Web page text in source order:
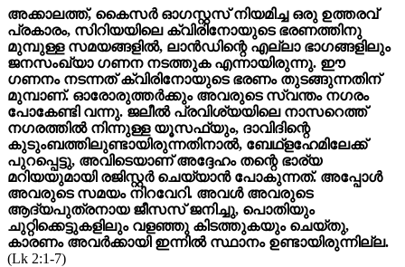
അക്കാലത്ത്, കൈസർ ഓഗസ്റ്റസ്‌ നിയമിച്ച ഒരു ഉത്തരവ്
പ്രകാരം, സിറിയയിലെ ക്വിരിനോയുടെ ഭരണത്തിനു
മുമ്പുള്ള സമയങ്ങളിൽ, ലാൻഡിന്റെ എല്ലാ ഭാഗങ്ങളിലും
ജനസംഖ്യാ ഗണന നടത്തുക എന്നായിരുന്നു. ഈ
ഗണനം നടന്നത് ക്വിരിനോയുടെ ഭരണം തുടങ്ങുന്നതിന്
മുമ്പാണ്. ഓരോരുത്തർക്കും അവരുടെ സ്വന്തം നഗരം
പോകേണ്ടി വന്നു. ജലീൽ പ്രവിശ്യയിലെ നാസറെത്ത്
നഗരത്തിൽ നിന്നുള്ള യൂസഫ്‌യും, ദാവിദിന്റെ
കുടുംബത്തിലുണ്ടായിരുന്നതിനാൽ, ബേഥ്‌ളഹേമിലേക്ക്
പുറപ്പെട്ടു, അവിടെയാണ് അദ്ദേഹം തന്റെ ഭാര്യ
മറിയയുമായി രജിസ്റ്റർ ചെയ്യാൻ പോകുന്നത്. അപ്പോൾ
അവരുടെ സമയം നിറവേറി. അവൾ അവരുടെ
ആദ്യപുത്രനായ ജീസസ്‌ ജനിച്ചു, പൊതിയും
ചുറ്റിക്കെട്ടുകളിലും വളഞ്ഞു കിടത്തുകയും ചെയ്തു,
കാരണം അവർക്കായി ഇന്നിൽ സ്ഥാനം ഉണ്ടായിരുന്നില്ല.
(Lk 2:1-7)